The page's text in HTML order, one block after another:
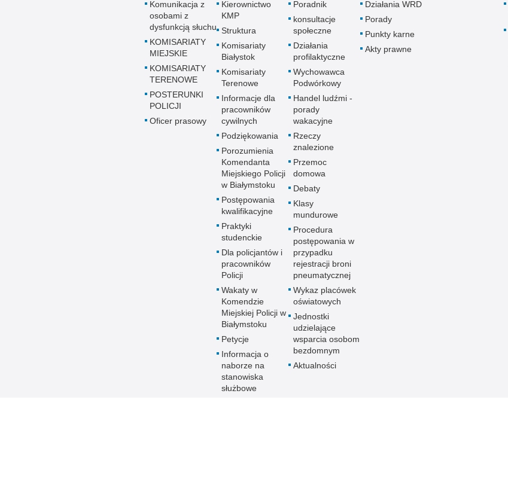
Komunikacja z
osobami z
dysfunkcją słuchu
KOMISARIATY
MIEJSKIE
KOMISARIATY
TERENOWE
POSTERUNKI
POLICJI
Oficer prasowy
Kierownictwo
KMP
Struktura
Komisariaty
Białystok
Komisariaty
Terenowe
Informacje dla
pracowników
cywilnych
Podziękowania
Porozumienia
Komendanta
Miejskiego Policji
w Białymstoku
Postępowania
kwalifikacyjne
Praktyki
studenckie
Dla policjantów i
pracowników
Policji
Wakaty w
Komendzie
Miejskiej Policji w
Białymstoku
Petycje
Informacja o
naborze na
stanowiska
służbowe
Poradnik
konsultacje
społeczne
Działania
profilaktyczne
Wychowawca
Podwórkowy
Handel ludźmi -
porady
wakacyjne
Rzeczy
znalezione
Przemoc
domowa
Debaty
Klasy
mundurowe
Procedura
postępowania w
przypadku
rejestracji broni
pneumatycznej
Wykaz placówek
oświatowych
Jednostki
udzielające
wsparcia osobom
bezdomnym
Aktualności
Działania WRD
Porady
Punkty karne
Akty prawne